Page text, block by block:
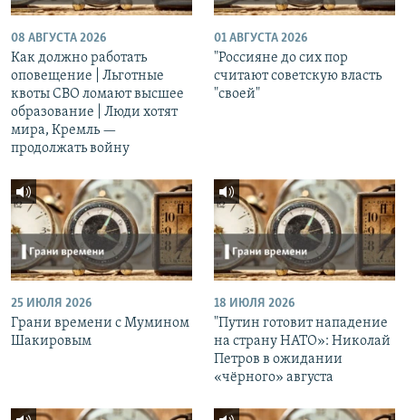
08 АВГУСТА 2026
Как должно работать
оповещение | Льготные
квоты СВО ломают высшее
образование | Люди хотят
мира, Кремль —
продолжать войну
01 АВГУСТА 2026
"Россияне до сих пор
считают советскую власть
"своей"
25 ИЮЛЯ 2026
Грани времени с Мумином
Шакировым
18 ИЮЛЯ 2026
"Путин готовит нападение
на страну НАТО»: Николай
Петров в ожидании
«чёрного» августа